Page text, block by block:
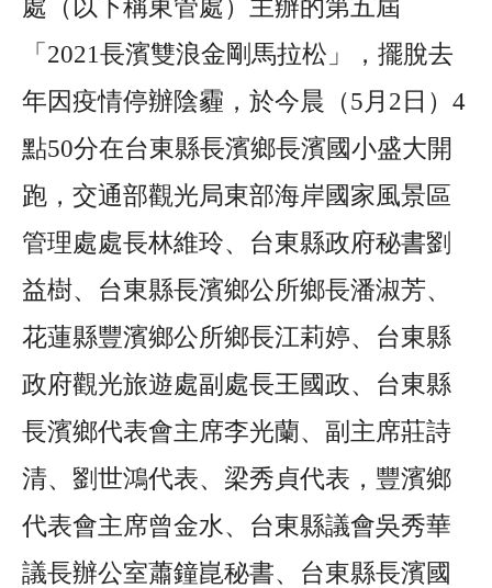
處（以下稱東管處）主辦的第五屆
「2021長濱雙浪金剛馬拉松」，擺脫去
年因疫情停辦陰霾，於今晨（5月2日）4
點50分在台東縣長濱鄉長濱國小盛大開
跑，交通部觀光局東部海岸國家風景區
管理處處長林維玲、台東縣政府秘書劉
益樹、台東縣長濱鄉公所鄉長潘淑芳、
花蓮縣豐濱鄉公所鄉長江莉婷、台東縣
政府觀光旅遊處副處長王國政、台東縣
長濱鄉代表會主席李光蘭、副主席莊詩
清、劉世鴻代表、梁秀貞代表，豐濱鄉
代表會主席曾金水、台東縣議會吳秀華
議長辦公室蕭鐘崑秘書、台東縣長濱國